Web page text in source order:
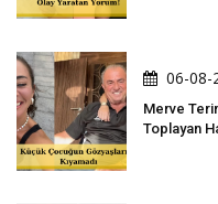
06-08-
Merve
Toplayan